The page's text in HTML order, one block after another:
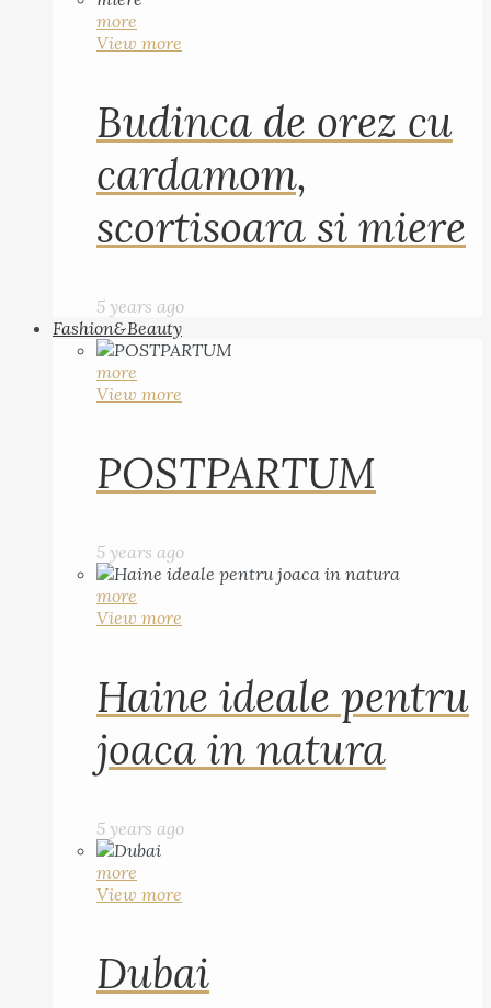
more
View more
Budinca de orez cu
cardamom,
scortisoara si miere
5 years ago
Fashion&Beauty
more
View more
POSTPARTUM
5 years ago
more
View more
Haine ideale pentru
joaca in natura
5 years ago
more
View more
Dubai